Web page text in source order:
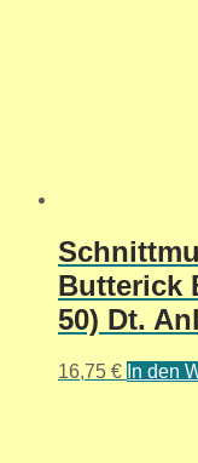
Butterick
50) Dt.
16,75 € In den